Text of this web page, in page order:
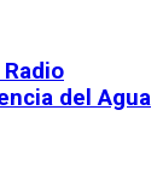
del Agua